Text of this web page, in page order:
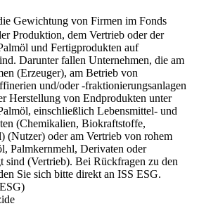
Gewichtung von Firmen im Fonds
Produktion, dem Vertrieb oder der
und Fertigprodukten auf
Darunter fallen Unternehmen, die am
(Erzeuger), am Betrieb von
und/oder -fraktionierungsanlagen
Herstellung von Endprodukten unter
einschließlich Lebensmittel- und
(Chemikalien, Biokraftstoffe,
(Nutzer) oder am Vertrieb von rohem
Palmkernmehl, Derivaten oder
sind (Vertrieb). Bei Rückfragen zu den
Sie sich bitte direkt an ISS ESG.